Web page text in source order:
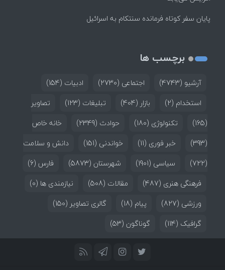
پایان سفر کوتاه فرمانده سنتکام به اسرائیل
برچسب ها
آرشیو (4743) اجتماعی (2730) ادبیات (154)
استخدام (2) بازار (404) تبلیغات (123)
تصاویر
(165)
تکنولوژی (180) حوادث (2349)
خانه خاص
(393)
خبر فوری (11) خواندنی (151)
دانش و سلامت
(722)
سیاسی (1901) شهرستان (5873) فارس (6)
فرهنگی هنری (487) مقالات (508) نیازمندی ها (0)
ورزشی (827) پیام (18) گالری تصاویر (150)
گرافیک (114) گوناگون (53)